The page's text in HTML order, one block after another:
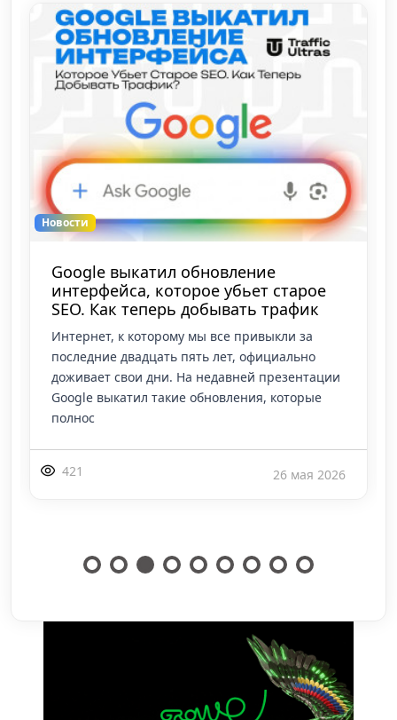
Новости
Google выкатил обновление
интерфейса, которое убьет старое
SEO. Как теперь добывать трафик
Интернет, к которому мы все привыкли за
последние двадцать пять лет, официально
доживает свои дни. На недавней презентации
Google выкатил такие обновления, которые
полнос
421 26 мая 2026